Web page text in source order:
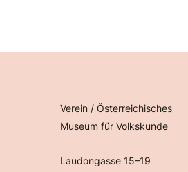
Verein / Österreichisches
Museum für Volkskunde
Laudongasse 15–19